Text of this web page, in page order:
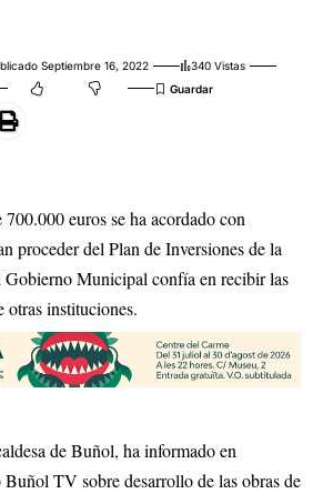
Septiembre 16, 2022
340 Vistas
euros se ha acordado con
proceder del Plan de Inversiones de la
Gobierno Municipal confía en recibir las
otras instituciones.
de Buñol, ha informado en
Buñol TV sobre desarrollo de las obras de